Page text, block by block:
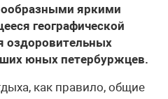
яркими
географической
оздоровительных
юных петербуржцев.
как правило, общие